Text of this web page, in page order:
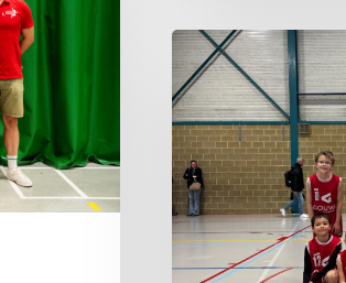
G10A
vs
Wielsbeke:
1-
1